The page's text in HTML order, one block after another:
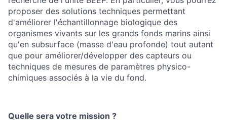
proposer des solutions techniques permettant
d'améliorer l'échantillonnage biologique des
organismes vivants sur les grands fonds marins ainsi
qu'en subsurface (masse d'eau profonde) tout autant
que pour améliorer/développer des capteurs ou
techniques de mesures de paramètres physico-
chimiques associés à la vie du fond.
Quelle sera votre mission ?